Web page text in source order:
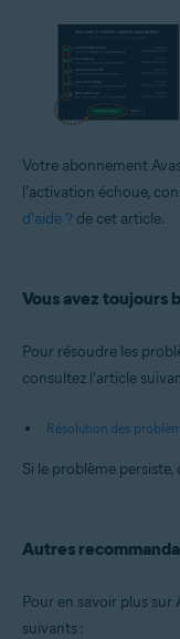
Votre abonnement
l'activation échoue,
d'aide ? de cet article.
Vous avez toujours
Pour résoudre les
consultez l'article
Résolution des
Si le problème
Autres
Pour en savoir plus sur
suivants :